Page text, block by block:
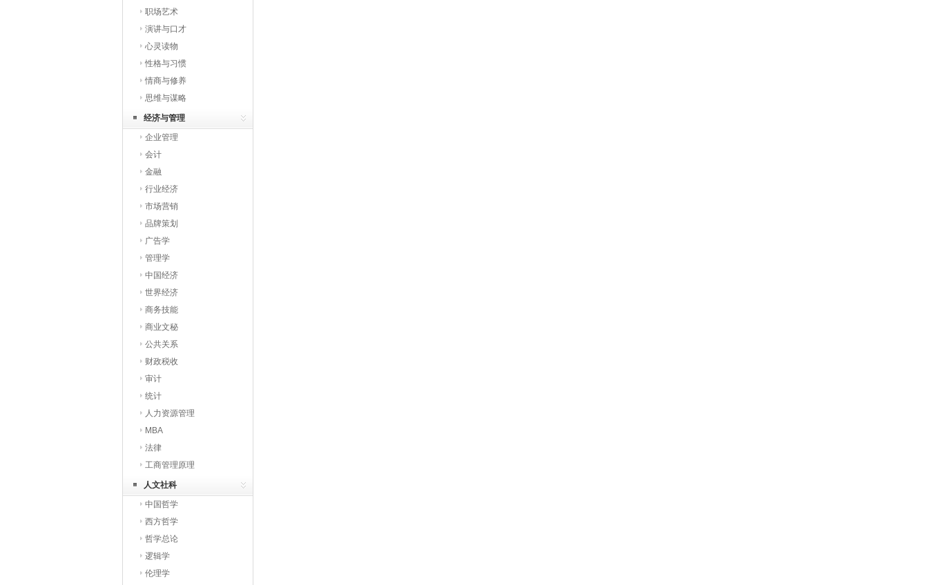
职场艺术
演讲与口才
心灵读物
性格与习惯
情商与修养
思维与谋略
经济与管理
企业管理
会计
金融
行业经济
市场营销
品牌策划
广告学
管理学
中国经济
世界经济
商务技能
商业文秘
公共关系
财政税收
审计
统计
人力资源管理
MBA
法律
工商管理原理
人文社科
中国哲学
西方哲学
哲学总论
逻辑学
伦理学